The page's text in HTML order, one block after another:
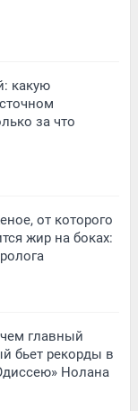
какую
за что
от которого
жир на боках:
главный
бьет рекорды в
Нолана